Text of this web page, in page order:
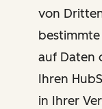
von
auf Daten
Ihren
in Ihrer